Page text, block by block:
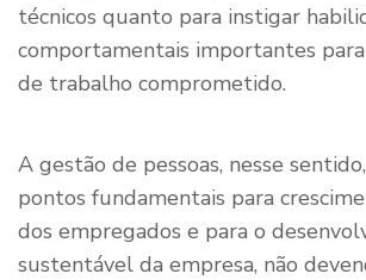
técnicos quanto para instigar
comportamentais importantes
de trabalho comprometido.
A gestão de pessoas, nesse
pontos fundamentais para
dos empregados e para o
sustentável da empresa, não